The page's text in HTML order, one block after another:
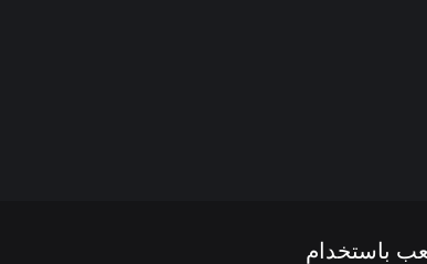
باستخدام